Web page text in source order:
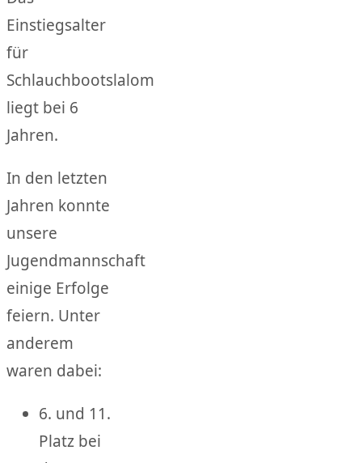
Einstiegsalter
für
Schlauchbootslalom
liegt bei 6
Jahren.
In den letzten
Jahren konnte
unsere
Jugendmannschaft
einige Erfolge
feiern. Unter
anderem
waren dabei:
6. und 11.
Platz bei